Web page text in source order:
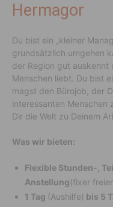
Hermagor
Du bist ein „kleiner
grundsätzlich umgehen
der Region gut auskennt
Menschen liebt. Du bist
magst den Bürojob, der
interessanten Menschen
Dir die Welt zu Deinem
Was wir bieten:
Flexible Stunden-,
Anstellung(fixer
1 Tag (Aushilfe) bis 5